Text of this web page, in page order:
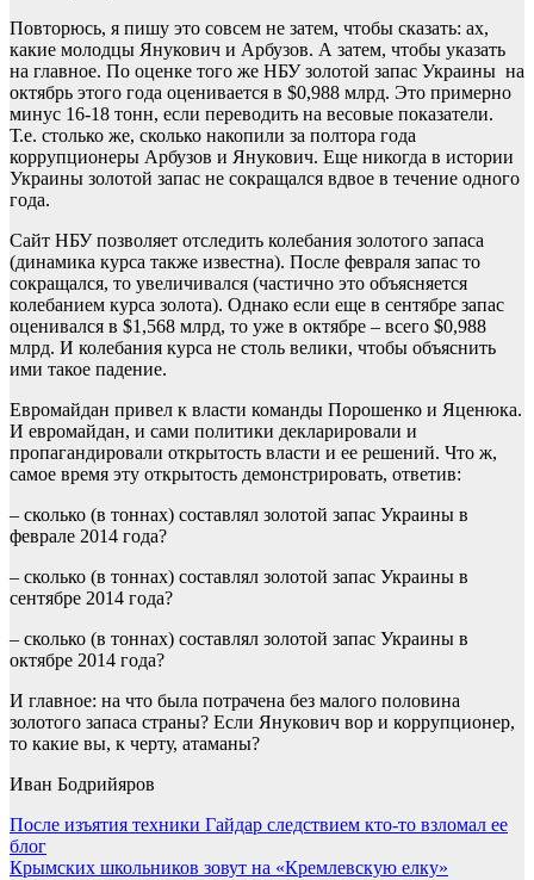
Повторюсь, я пишу это совсем не затем, чтобы сказать: ах,
какие молодцы Янукович и Арбузов. А затем, чтобы указать
на главное. По оценке того же НБУ золотой запас Украины на
октябрь этого года оценивается в $0,988 млрд. Это примерно
минус 16-18 тонн, если переводить на весовые показатели.
Т.е. столько же, сколько накопили за полтора года
коррупционеры Арбузов и Янукович. Еще никогда в истории
Украины золотой запас не сокращался вдвое в течение одного
года.
Сайт НБУ позволяет отследить колебания золотого запаса
(динамика курса также известна). После февраля запас то
сокращался, то увеличивался (частично это объясняется
колебанием курса золота). Однако если еще в сентябре запас
оценивался в $1,568 млрд, то уже в октябре – всего $0,988
млрд. И колебания курса не столь велики, чтобы объяснить
ими такое падение.
Евромайдан привел к власти команды Порошенко и Яценюка.
И евромайдан, и сами политики декларировали и
пропагандировали открытость власти и ее решений. Что ж,
самое время эту открытость демонстрировать, ответив:
– сколько (в тоннах) составлял золотой запас Украины в
феврале 2014 года?
– сколько (в тоннах) составлял золотой запас Украины в
сентябре 2014 года?
– сколько (в тоннах) составлял золотой запас Украины в
октябре 2014 года?
И главное: на что была потрачена без малого половина
золотого запаса страны? Если Янукович вор и коррупционер,
то какие вы, к черту, атаманы?
Иван Бодрийяров
Навигация
по
После изъятия техники Гайдар следствием кто-то взломал ее
блог
Крымских школьников зовут на «Кремлевскую елку»